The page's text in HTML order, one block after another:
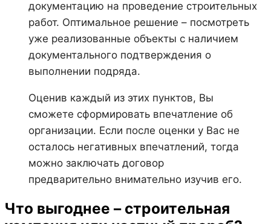
документацию на проведение строительных
работ. Оптимальное решение – посмотреть
уже реализованные объекты с наличием
документального подтверждения о
выполнении подряда.
Оценив каждый из этих пунктов, Вы
сможете сформировать впечатление об
организации. Если после оценки у Вас не
осталось негативных впечатлений, тогда
можно заключать договор
предварительно внимательно изучив его.
Что выгоднее – строительная